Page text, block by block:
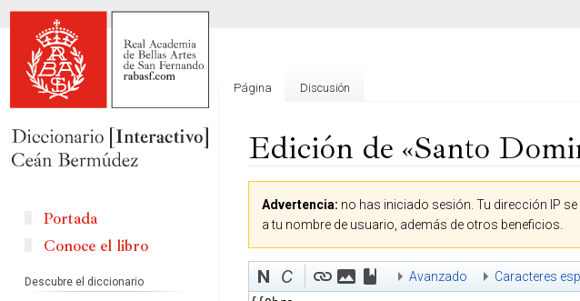
Edición de «Santo
navegación
búsqueda
Advertencia: no has iniciado sesión. Tu dirección IP
a tu nombre de usuario, además de otros beneficios.
Avanzado Caracteres
Página Discusión
Portada
Conoce el libro
Descubre el diccionario